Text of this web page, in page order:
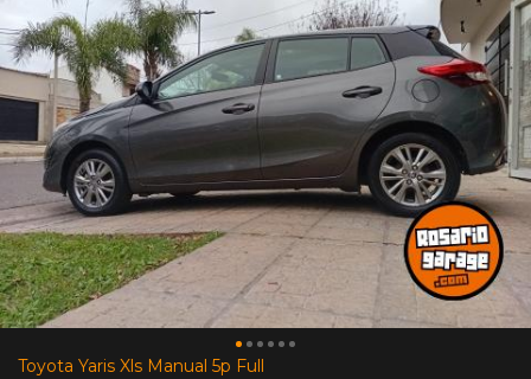
Toyota Yaris Xls Manual 5p Full